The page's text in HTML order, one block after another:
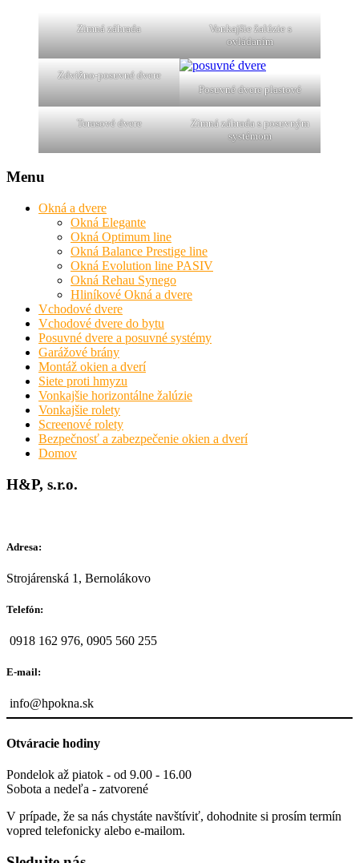
Zimná záhrada
Vonkajšie žalúzie s
ovládaním
Zdvižno-posuvné dvere
Posuvné dvere plastové
Terasové dvere
Zimná záhrada s posuvným
systémom
Menu
Okná a dvere
Okná Elegante
Okná Optimum line
Okná Balance Prestige line
Okná Evolution line PASIV
Okná Rehau Synego
Hliníkové Okná a dvere
Vchodové dvere
Vchodové dvere do bytu
Posuvné dvere a posuvné systémy
Garážové brány
Montáž okien a dverí
Siete proti hmyzu
Vonkajšie horizontálne žalúzie
Vonkajšie rolety
Screenové rolety
Bezpečnosť a zabezpečenie okien a dverí
Domov
H&P, s.r.o.
Adresa:
Strojárenská 1, Bernolákovo
Telefón:
0918 162 976, 0905 560 255
E-mail:
info@hpokna.sk
Otváracie hodiny
Pondelok až piatok - od 9.00 - 16.00
Sobota a nedeľa - zatvorené
V prípade, že sa nás chystáte navštíviť, dohodnite si prosím termín
vopred telefonicky alebo e-mailom.